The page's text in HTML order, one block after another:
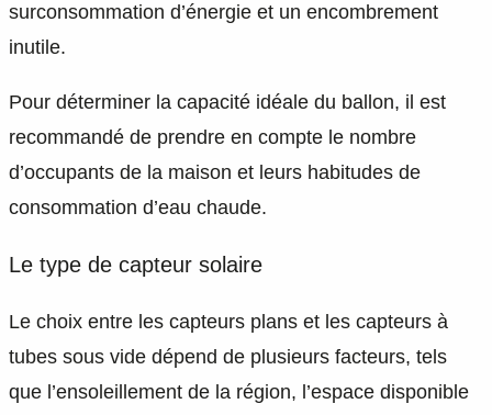
surconsommation d’énergie et un encombrement
inutile.
Pour déterminer la capacité idéale du ballon, il est
recommandé de prendre en compte le nombre
d’occupants de la maison et leurs habitudes de
consommation d’eau chaude.
Le type de capteur solaire
Le choix entre les capteurs plans et les capteurs à
tubes sous vide dépend de plusieurs facteurs, tels
que l’ensoleillement de la région, l’espace disponible